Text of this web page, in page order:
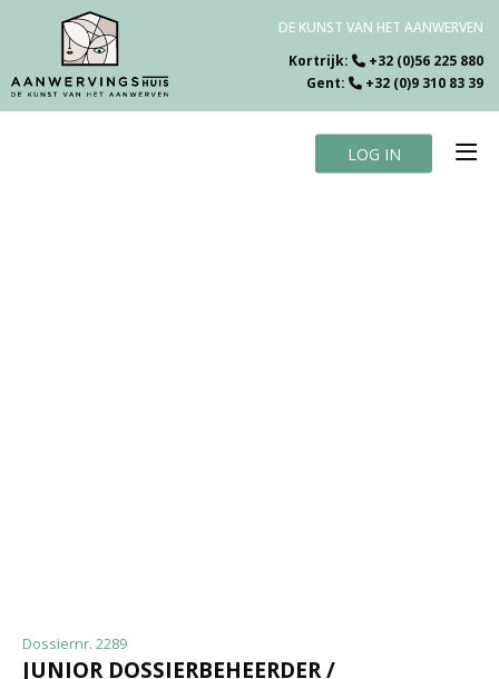
DE KUNST VAN HET AANWERVEN
Kortrijk:
+32 (0)56 225 880
Gent:
+32 (0)9 310 83 39
LOG IN
Dossiernr. 2289
JUNIOR DOSSIERBEHEERDER /